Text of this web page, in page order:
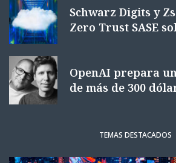
Schwarz Digits y
Zero Trust SASE
OpenAI prepara
de más de 300
TEMAS DESTACADOS